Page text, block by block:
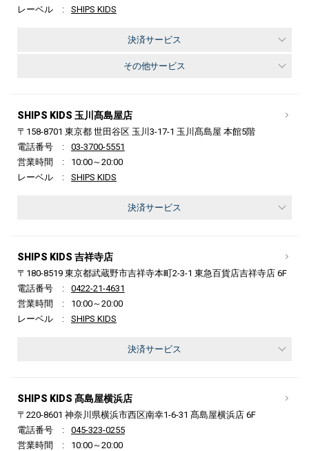
レーベル
SHIPS KIDS
決済サービス
その他サービス
SHIPS KIDS 玉川髙島屋店
〒158-8701 東京都 世田谷区 玉川3-17-1 玉川髙島屋 本館5階
電話番号
03-3700-5551
営業時間
10:00～20:00
レーベル
SHIPS KIDS
決済サービス
SHIPS KIDS 吉祥寺店
〒180-8519 東京都武蔵野市吉祥寺本町2-3-1 東急百貨店吉祥寺店 6F
電話番号
0422-21-4631
営業時間
10:00～20:00
レーベル
SHIPS KIDS
決済サービス
SHIPS KIDS 髙島屋横浜店
〒220-8601 神奈川県横浜市西区南幸1-6-31 髙島屋横浜店 6F
電話番号
045-323-0255
営業時間
10:00～20:00